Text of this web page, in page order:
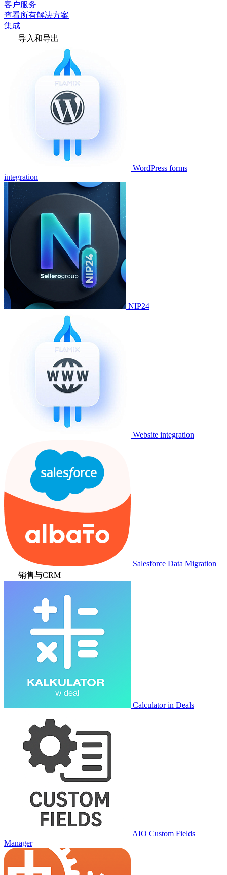
客户服务
查看所有解决方案
集成
导入和导出
WordPress forms
integration
NIP24
Website integration
Salesforce Data Migration
销售与CRM
Calculator in Deals
AIO Custom Fields
Manager